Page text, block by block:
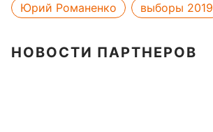
Юрий Романенко
выборы 2019
НОВОСТИ ПАРТНЕРОВ